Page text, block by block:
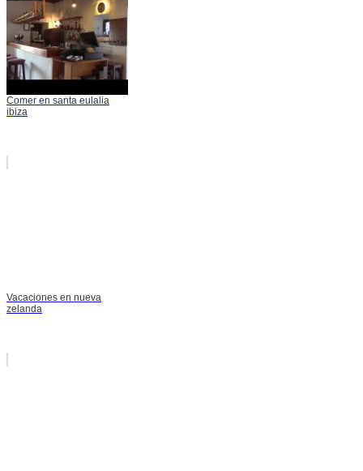
Comer en santa eulalia
ibiza
Vacaciones en nueva
zelanda